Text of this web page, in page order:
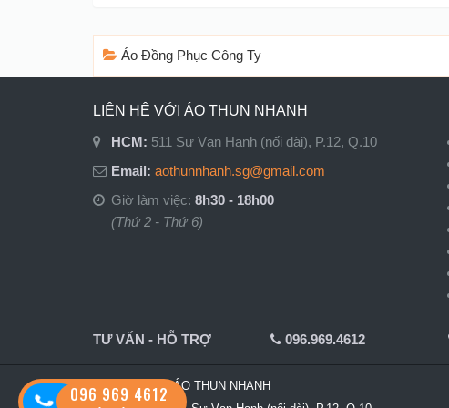
Áo Đồng Phục Công Ty
LIÊN HỆ VỚI ÁO THUN NHANH
HCM: 511 Sư Vạn Hạnh (nối dài), P.12, Q.10
Email: aothunnhanh.sg@gmail.com
Giờ làm việc: 8h30 - 18h00
(Thứ 2 - Thứ 6)
TƯ VẤN - HỖ TRỢ 096.969.4612
Công ty TNHH ÁO THUN NHANH
096 969 4612